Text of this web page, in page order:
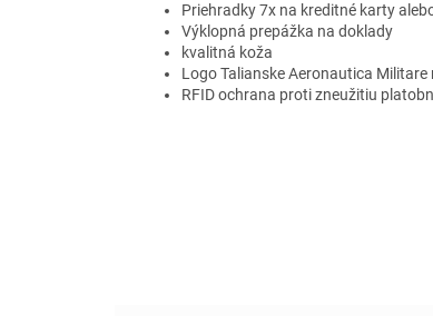
Priehradky 7x na kreditné karty
Výklopná prepážka na doklady
kvalitná koža
Logo Talianske Aeronautica
RFID ochrana proti zneužitiu